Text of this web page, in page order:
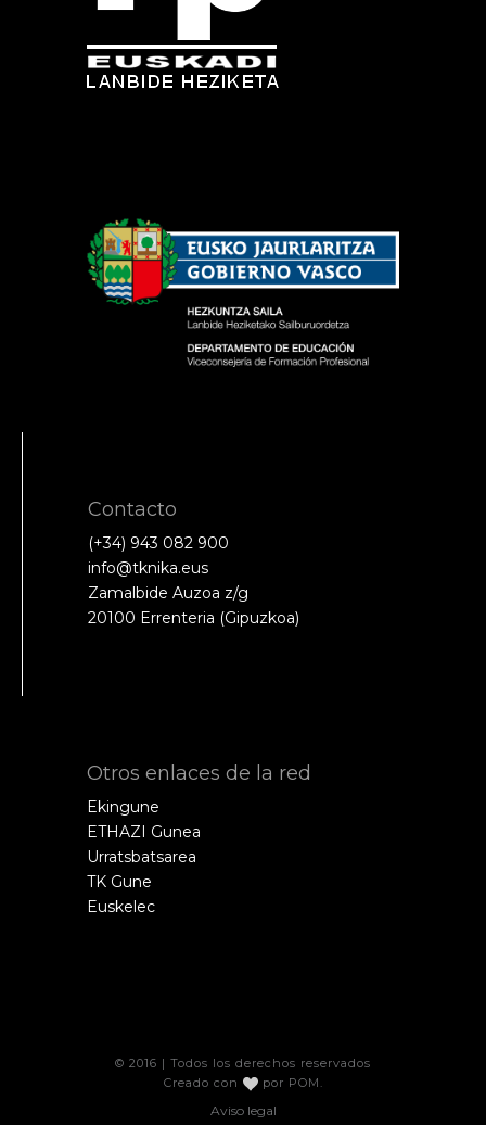
Contacto
(+34) 943 082 900
info@tknika.eus
Zamalbide Auzoa z/g
20100 Errenteria (Gipuzkoa)
Otros enlaces de la red
Ekingune
ETHAZI Gunea
Urratsbatsarea
TK Gune
Euskelec
© 2016 | Todos los derechos reservados
Creado con
por POM .
Aviso legal